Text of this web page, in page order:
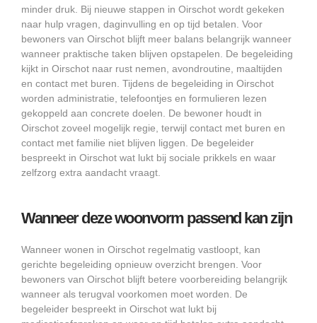
minder druk. Bij nieuwe stappen in Oirschot wordt gekeken
naar hulp vragen, daginvulling en op tijd betalen. Voor
bewoners van Oirschot blijft meer balans belangrijk wanneer
wanneer praktische taken blijven opstapelen. De begeleiding
kijkt in Oirschot naar rust nemen, avondroutine, maaltijden
en contact met buren. Tijdens de begeleiding in Oirschot
worden administratie, telefoontjes en formulieren lezen
gekoppeld aan concrete doelen. De bewoner houdt in
Oirschot zoveel mogelijk regie, terwijl contact met buren en
contact met familie niet blijven liggen. De begeleider
bespreekt in Oirschot wat lukt bij sociale prikkels en waar
zelfzorg extra aandacht vraagt.
Wanneer deze woonvorm passend kan zijn
Wanneer wonen in Oirschot regelmatig vastloopt, kan
gerichte begeleiding opnieuw overzicht brengen. Voor
bewoners van Oirschot blijft betere voorbereiding belangrijk
wanneer als terugval voorkomen moet worden. De
begeleider bespreekt in Oirschot wat lukt bij